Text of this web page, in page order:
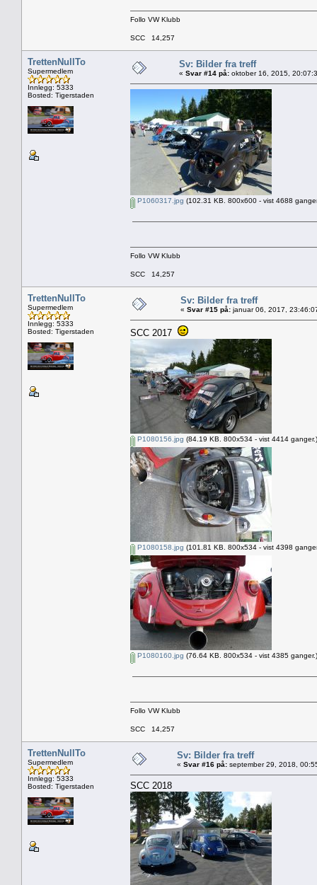
Follo VW Klubb
SCC 14,257
TrettenNullTo
Supermedlem
Innlegg: 5333
Bosted: Tigerstaden
Sv: Bilder fra treff
« Svar #14 på: oktober 16, 2015,
P1060317.jpg (102.31 KB. 800x600 - vist 4688
Follo VW Klubb
SCC 14,257
TrettenNullTo
Supermedlem
Innlegg: 5333
Bosted: Tigerstaden
Sv: Bilder fra treff
« Svar #15 på: januar 06, 2017,
SCC 2017
P1080156.jpg (84.19 KB. 800x534 - vist 4414 ganger.)
P1080158.jpg (101.81 KB. 800x534 - vist 4398
P1080160.jpg (76.64 KB. 800x534 - vist 4385 ganger.)
Follo VW Klubb
SCC 14,257
TrettenNullTo
Supermedlem
Innlegg: 5333
Bosted: Tigerstaden
Sv: Bilder fra treff
« Svar #16 på: september 29, 2018,
SCC 2018